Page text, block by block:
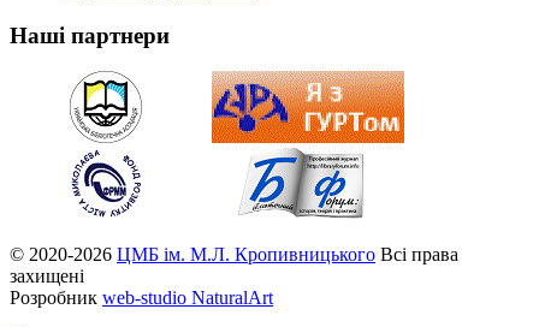
Наші партнери
© 2020-2026 ЦМБ ім. М.Л. Кропивницького Всі права
захищені
Розробник web-studio NaturalArt